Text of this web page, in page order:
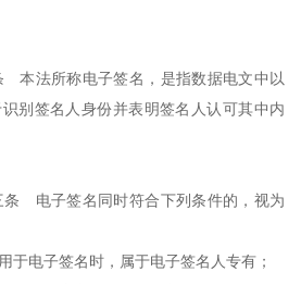
本法所称电子签名，是指数据电文中以
别签名人身份并表明签名人认可其中内
条 电子签名同时符合下列条件的，视为
于电子签名时，属于电子签名人专有；